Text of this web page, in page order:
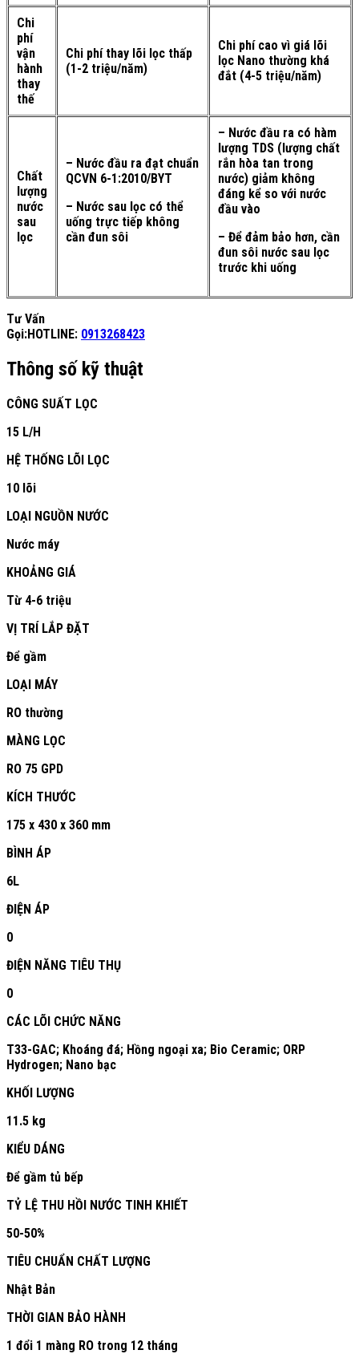
Chi
phí
vận
hành
thay
thế
Chi phí thay lõi lọc thấp
(1-2 triệu/năm)
Chi phí cao vì giá lõi
lọc Nano thường khá
đắt (4-5 triệu/năm)
Chất
lượng
nước
sau
lọc
– Nước đầu ra đạt chuẩn
QCVN 6-1:2010/BYT
– Nước sau lọc có thể
uống trực tiếp không
cần đun sôi
– Nước đầu ra có hàm
lượng TDS (lượng chất
rắn hòa tan trong
nước) giảm không
đáng kể so với nước
đầu vào
– Để đảm bảo hơn, cần
đun sôi nước sau lọc
trước khi uống
Tư Vấn
Gọi:HOTLINE: 0913268423
Thông số kỹ thuật
CÔNG SUẤT LỌC
15 L/H
HỆ THỐNG LÕI LỌC
10 lõi
LOẠI NGUỒN NƯỚC
Nước máy
KHOẢNG GIÁ
Từ 4-6 triệu
VỊ TRÍ LẮP ĐẶT
Để gầm
LOẠI MÁY
RO thường
MÀNG LỌC
RO 75 GPD
KÍCH THƯỚC
175 x 430 x 360 mm
BÌNH ÁP
6L
ĐIỆN ÁP
0
ĐIỆN NĂNG TIÊU THỤ
0
CÁC LÕI CHỨC NĂNG
T33-GAC; Khoáng đá; Hồng ngoại xa; Bio Ceramic; ORP
Hydrogen; Nano bạc
KHỐI LƯỢNG
11.5 kg
KIỂU DÁNG
Để gầm tủ bếp
TỶ LỆ THU HỒI NƯỚC TINH KHIẾT
50-50%
TIÊU CHUẨN CHẤT LƯỢNG
Nhật Bản
THỜI GIAN BẢO HÀNH
1 đổi 1 màng RO trong 12 tháng